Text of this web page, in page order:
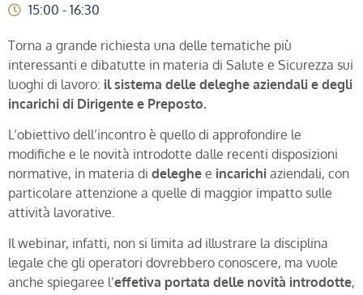
15:00 - 16:30
Torna a grande richiesta una delle tematiche più
interessanti e dibatutte in materia di Salute e Sicurezza sui
luoghi di lavoro: il sistema delle deleghe aziendali e degli
incarichi di Dirigente e Preposto.
L’obiettivo dell’incontro è quello di approfondire le
modifiche e le novità introdotte dalle recenti disposizioni
normative, in materia di deleghe e incarichi aziendali, con
particolare attenzione a quelle di maggior impatto sulle
attività lavorative.
Il webinar, infatti, non si limita ad illustrare la disciplina
legale che gli operatori dovrebbero conoscere, ma vuole
anche spiegaree l’effetiva portata delle novità introdotte,